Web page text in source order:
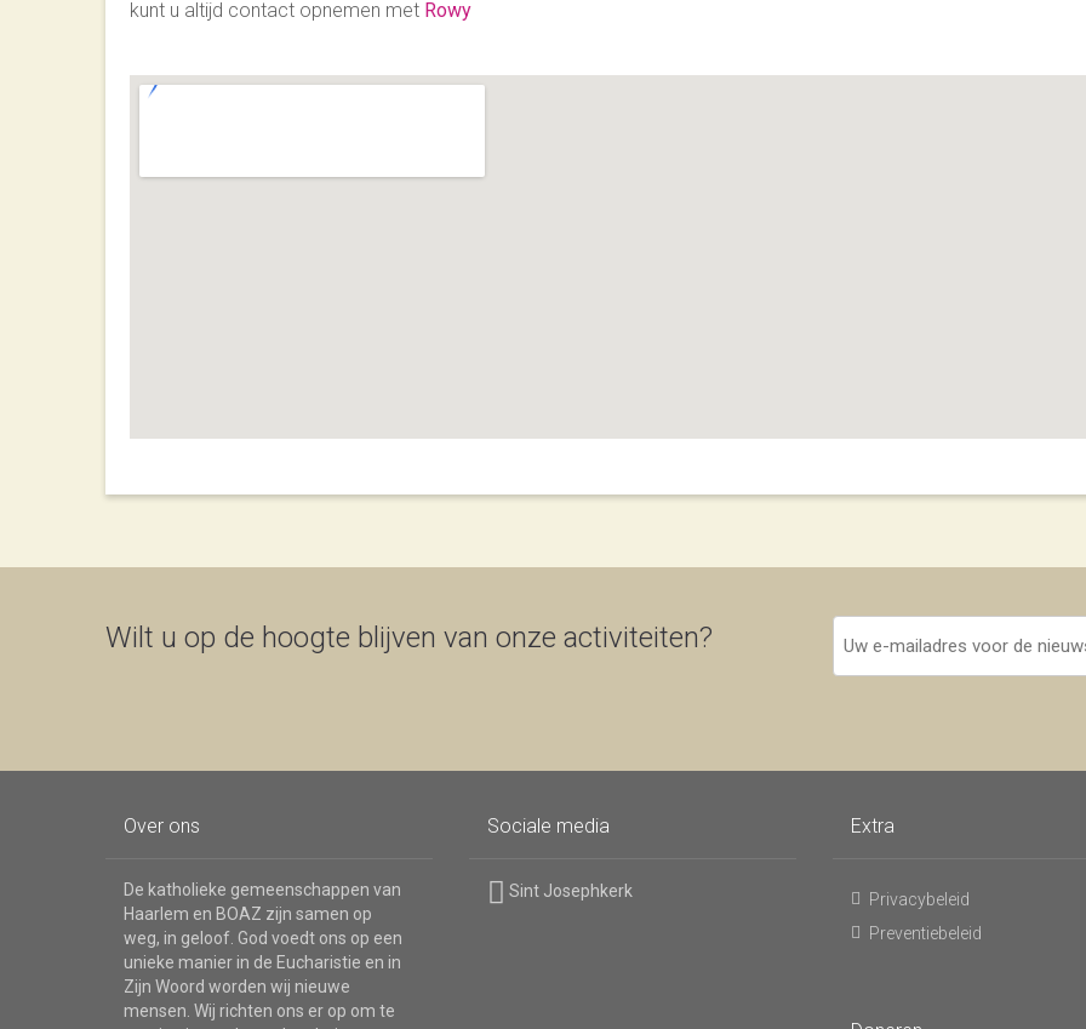
kunt u altijd contact opnemen met Rowy
Wilt u op de hoogte blijven van onze activiteiten?
Uw
e-
mailadres
Over ons
De katholieke gemeenschappen van
Haarlem en BOAZ zijn samen op
weg, in geloof. God voedt ons op een
unieke manier in de Eucharistie en in
Zijn Woord worden wij nieuwe
mensen. Wij richten ons er op om te
Sociale media
Sint Josephkerk
Extra
Privacybeleid
Preventiebeleid